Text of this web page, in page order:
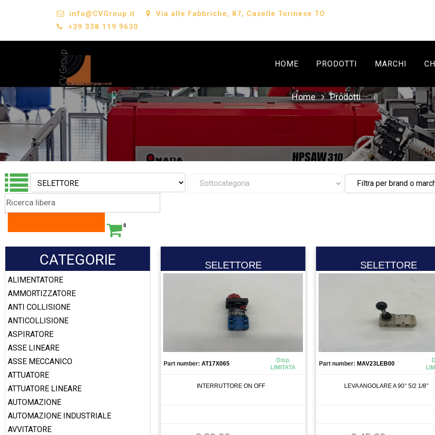
info@CVGroup.it
Via alle Fabbriche, 87, Caselle Torinese TO
+39 338 119 9630
HOME PRODOTTI MARCHI
Home Prodotti
0
CATEGORIE
ALIMENTATORE
AMMORTIZZATORE
ANTI COLLISIONE
ANTICOLLISIONE
ASPIRATORE
ASSE LINEARE
ASSE MECCANICO
ATTUATORE
ATTUATORE LINEARE
AUTOMAZIONE
AUTOMAZIONE INDUSTRIALE
AVVITATORE
SELETTORE
Part number: AT17X065
Disp.
LIMITATA
INTERRUTTORE ON OFF
SELETTORE
Part number: MAV23LEB00
LEVA ANGOLARE A 90° 5/2 1/8”